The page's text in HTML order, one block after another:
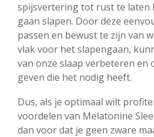
spijsvertering tot rust te laten
gaan slapen. Door deze
passen en bewust te zijn van
vlak voor het slapengaan,
van onze slaap verbeteren en
geven die het nodig heeft.
Dus, als je optimaal wilt
voordelen van Melatonine
dan voor dat je geen zware